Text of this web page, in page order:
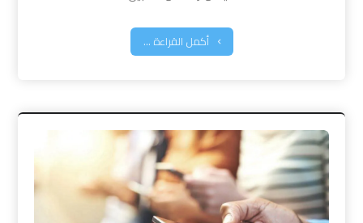
أكمل القراءة ...